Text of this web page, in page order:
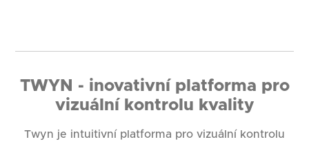
TWYN - inovativní platforma pro
vizuální kontrolu kvality
Twyn je intuitivní platforma pro vizuální kontrolu